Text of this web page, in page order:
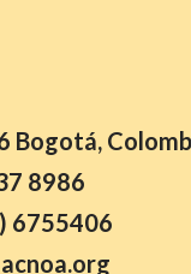
Bogotá,
8986
6755406